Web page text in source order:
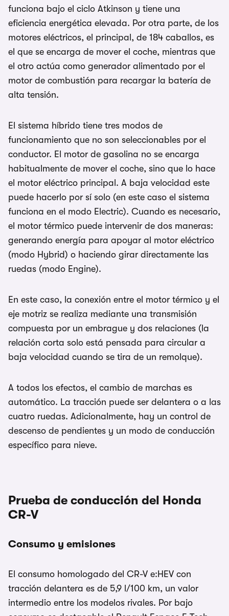
funciona bajo el ciclo Atkinson y tiene una
eficiencia energética elevada. Por otra parte, de los
motores eléctricos, el principal, de 184 caballos, es
el que se encarga de mover el coche, mientras que
el otro actúa como generador alimentado por el
motor de combustión para recargar la batería de
alta tensión.
El sistema híbrido tiene tres modos de
funcionamiento que no son seleccionables por el
conductor. El motor de gasolina no se encarga
habitualmente de mover el coche, sino que lo hace
el motor eléctrico principal. A baja velocidad este
puede hacerlo por sí solo (en este caso el sistema
funciona en el modo Electric). Cuando es necesario,
el motor térmico puede intervenir de dos maneras:
generando energía para apoyar al motor eléctrico
(modo Hybrid) o haciendo girar directamente las
ruedas (modo Engine).
En este caso, la conexión entre el motor térmico y el
eje motriz se realiza mediante una transmisión
compuesta por un embrague y dos relaciones (la
relación corta solo está pensada para circular a
baja velocidad cuando se tira de un remolque).
A todos los efectos, el cambio de marchas es
automático. La tracción puede ser delantera o a las
cuatro ruedas. Adicionalmente, hay un control de
descenso de pendientes y un modo de conducción
específico para nieve.
Prueba de conducción del Honda
CR-V
Consumo y emisiones
El consumo homologado del CR-V e:HEV con
tracción delantera es de 5,9 l/100 km, un valor
intermedio entre los modelos rivales. Por bajo